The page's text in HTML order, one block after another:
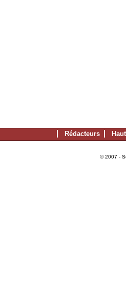
Rédacteurs
© 2007 -